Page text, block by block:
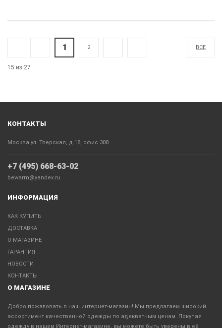
1 2 ВСЕ
15 из 27
КОНТАКТЫ
Москва ул. Тверская, д.18, офис 308
+7 (495) 668-63-02
bewarm@yandex.ru
ИНФОРМАЦИЯ
КАК КУПИТЬ
ДОСТАВКА
О МАГАЗИНЕ
ГАРАНТИЯ
НОВОСТИ
КОНТАКТЫ
О МАГАЗИНЕ
Добро пожаловать в наш интернет-магазин! Мы предлагаем широкий
ассортимент качественной одежды по адекватным ценам. Покупая
одежду в нашем Интернет-магазине, вы можете быть уверены в её